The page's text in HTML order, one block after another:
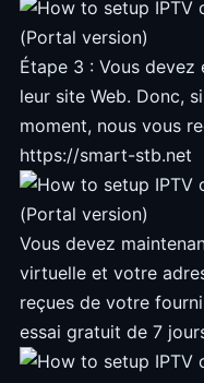
Étape 3 : Vous
leur site Web. Donc,
moment, nous vous
https://smart-stb.net
Vous devez
virtuelle et votre
reçues de votre
essai gratuit de 7